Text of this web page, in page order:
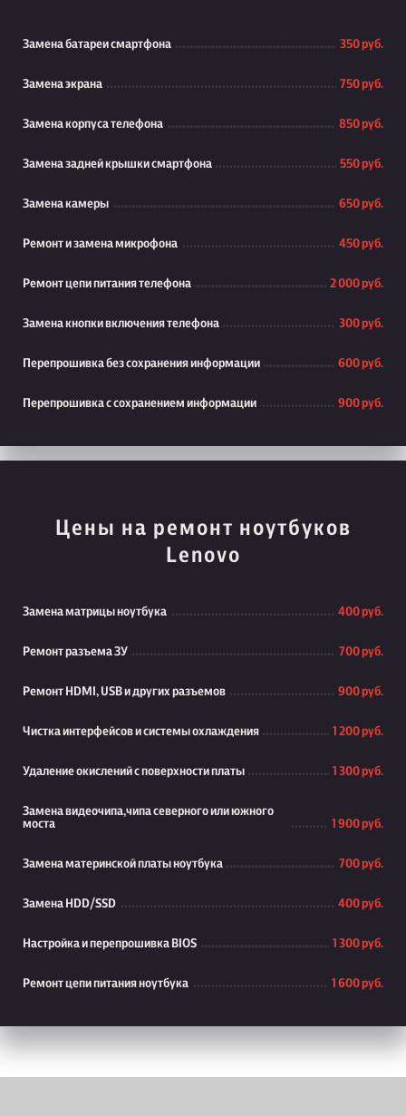
Замена батареи смартфона 350 руб.
Замена экрана 750 руб.
Замена корпуса телефона 850 руб.
Замена задней крышки смартфона 550 руб.
Замена камеры 650 руб.
Ремонт и замена микрофона 450 руб.
Ремонт цепи питания телефона 2 000 руб.
Замена кнопки включения телефона 300 руб.
Перепрошивка без сохранения информации 600 руб.
Перепрошивка с сохранением информации 900 руб.
Цены на ремонт ноутбуков
Lenovo
Замена матрицы ноутбука 400 руб.
Ремонт разъема ЗУ 700 руб.
Ремонт HDMI, USB и других разъемов 900 руб.
Чистка интерфейсов и системы охлаждения 1 200 руб.
Удаление окислений с поверхности платы 1 300 руб.
Замена видеочипа,чипа северного или южного
моста
1 900 руб.
Замена материнской платы ноутбука 700 руб.
Замена HDD/SSD 400 руб.
Настройка и перепрошивка BIOS 1 300 руб.
Ремонт цепи питания ноутбука 1 600 руб.